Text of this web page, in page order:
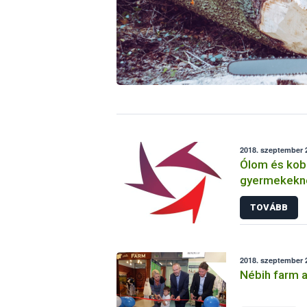
2018. szeptember
Ólom és
TOVÁBB
2018. szeptember
Nébih farm